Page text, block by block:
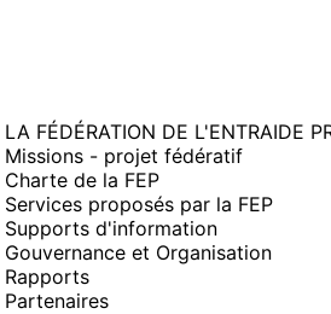
LA FÉDÉRATION DE L'ENTRAIDE
Missions - projet fédératif
Charte de la FEP
Services proposés par la FEP
Supports d'information
Gouvernance et Organisation
Rapports
Partenaires